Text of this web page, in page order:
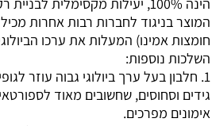
המוצר בניגוד לחברות רבות אחרות
חומצות אמינו) המעלות את ערכו
השלכות נוספות:
1. חלבון בעל ערך ביולוגי גבוה עוזר
גידים וסחוסים, שחשובים מאוד
אימונים מפרכים.